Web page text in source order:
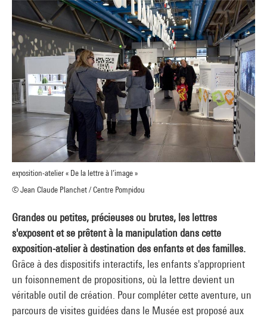
exposition-atelier « De la lettre à l’image »
© Jean Claude Planchet / Centre Pompidou
Grandes ou petites, précieuses ou brutes, les lettres
s'exposent et se prêtent à la manipulation dans cette
exposition-atelier à destination des enfants et des familles.
Grâce à des dispositifs interactifs, les enfants s'approprient
un foisonnement de propositions, où la lettre devient un
véritable outil de création. Pour compléter cette aventure, un
parcours de visites guidées dans le Musée est proposé aux